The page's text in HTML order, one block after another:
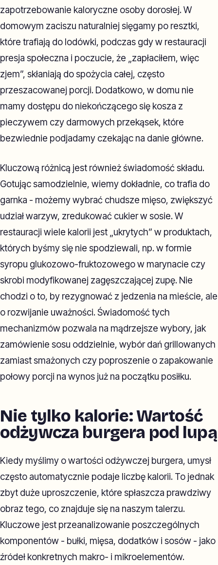
zapotrzebowanie kaloryczne osoby dorosłej. W
domowym zaciszu naturalniej sięgamy po resztki,
które trafiają do lodówki, podczas gdy w restauracji
presja społeczna i poczucie, że „zapłaciłem, więc
zjem”, skłaniają do spożycia całej, często
przeszacowanej porcji. Dodatkowo, w domu nie
mamy dostępu do niekończącego się kosza z
pieczywem czy darmowych przekąsek, które
bezwiednie podjadamy czekając na danie główne.
Kluczową różnicą jest również świadomość składu.
Gotując samodzielnie, wiemy dokładnie, co trafia do
garnka - możemy wybrać chudsze mięso, zwiększyć
udział warzyw, zredukować cukier w sosie. W
restauracji wiele kalorii jest „ukrytych” w produktach,
których byśmy się nie spodziewali, np. w formie
syropu glukozowo-fruktozowego w marynacie czy
skrobi modyfikowanej zagęszczającej zupę. Nie
chodzi o to, by rezygnować z jedzenia na mieście, ale
o rozwijanie uważności. Świadomość tych
mechanizmów pozwala na mądrzejsze wybory, jak
zamówienie sosu oddzielnie, wybór dań grillowanych
zamiast smażonych czy poproszenie o zapakowanie
połowy porcji na wynos już na początku posiłku.
Nie tylko kalorie: Wartość
odżywcza burgera pod lupą
Kiedy myślimy o wartości odżywczej burgera, umysł
często automatycznie podaje liczbę kalorii. To jednak
zbyt duże uproszczenie, które spłaszcza prawdziwy
obraz tego, co znajduje się na naszym talerzu.
Kluczowe jest przeanalizowanie poszczególnych
komponentów - bułki, mięsa, dodatków i sosów - jako
źródeł konkretnych makro- i mikroelementów.